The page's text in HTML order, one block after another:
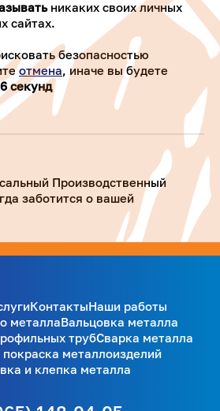
никаких своих личных
сайтах.
безопасностью
отмена, иначе вы будете
5секунд
Производственный
заботится о вашей
КонтактыНаши работы
металлаВальцовка металла
трубСварка металла
металлоизделий
и клепка металла